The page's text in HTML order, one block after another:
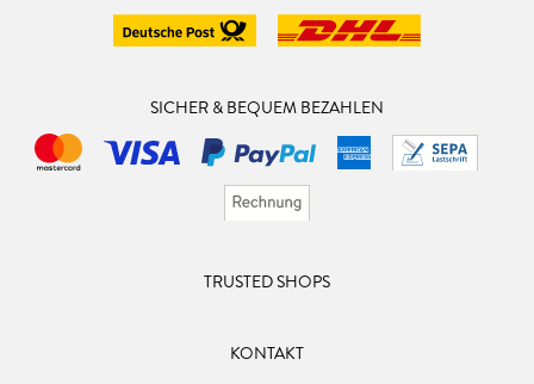
SICHER & BEQUEM BEZAHLEN
TRUSTED SHOPS
KONTAKT